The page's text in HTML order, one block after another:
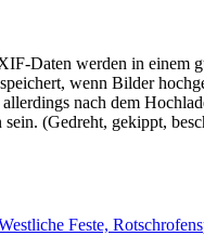
Daten werden in einem
wenn Bilder
nach dem
sein. (Gedreht, gekippt,
Feste,